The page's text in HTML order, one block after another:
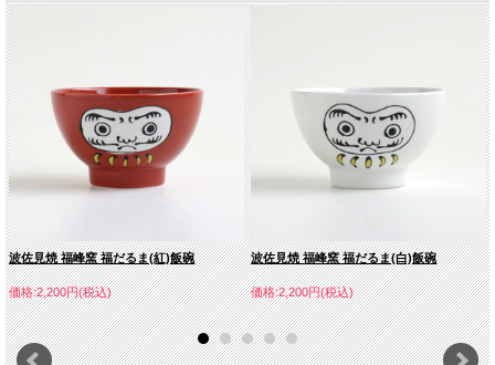
波佐見焼 福峰窯 福だるま(紅)飯碗
価格:2,200円(税込)
波佐見焼 福峰窯 福だるま(白)飯碗
価格:2,200円(税込)